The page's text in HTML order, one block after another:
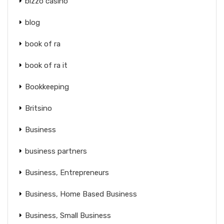
blog
book of ra
book of ra it
Bookkeeping
Britsino
Business
business partners
Business, Entrepreneurs
Business, Home Based Business
Business, Small Business